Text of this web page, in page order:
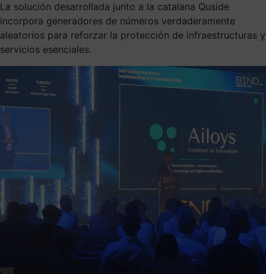
La solución desarrollada junto a la catalana Quside
incorpora generadores de números verdaderamente
aleatorios para reforzar la protección de infraestructuras y
servicios esenciales.